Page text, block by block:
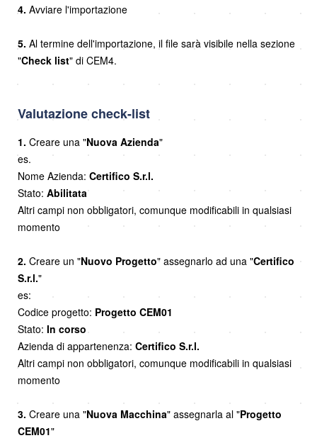
4. Avviare l'importazione
5. Al termine dell'importazione, il file sarà visibile nella sezione
"Check list" di CEM4.
Valutazione check-list
1. Creare una "Nuova Azienda"
es.
Nome Azienda: Certifico S.r.l.
Stato: Abilitata
Altri campi non obbligatori, comunque modificabili in qualsiasi
momento
2. Creare un "Nuovo Progetto" assegnarlo ad una "Certifico
S.r.l."
es:
Codice progetto: Progetto CEM01
Stato: In corso
Azienda di appartenenza: Certifico S.r.l.
Altri campi non obbligatori, comunque modificabili in qualsiasi
momento
3. Creare una "Nuova Macchina" assegnarla al "Progetto
CEM01"